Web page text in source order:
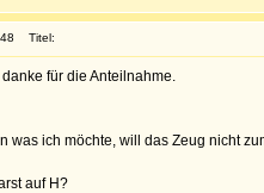
Titel:
für die Anteilnahme.
was ich möchte, will das Zeug nicht
auf H?